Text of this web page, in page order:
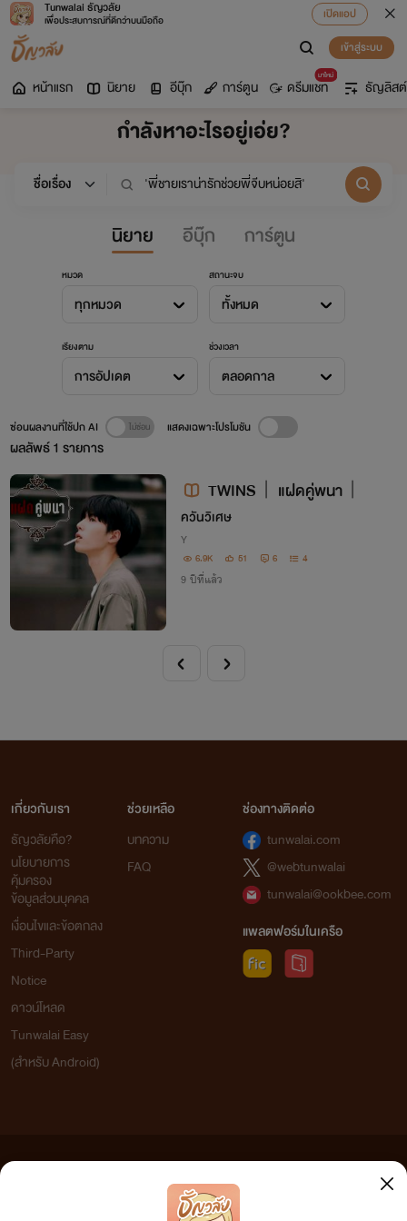
Tunwalai ธัญวลัย
เพื่อประสบการณ์ที่ดีกว่าบนมือถือ
เปิดแอป
เข้าสู่ระบบ
หน้าแรก นิยาย อีบุ๊ก การ์ตูน
มาใหม่
ดรีมแชท ธัญลิสต์
กำลังหาอะไรอยู่เอ่ย?
นิยาย อีบุ๊ก การ์ตูน
หมวด
ทุกหมวด
สถานะจบ
ทั้งหมด
เรียงตาม
การอัปเดต
ช่วงเวลา
ตลอดกาล
ผลลัพธ์1 รายการ
ซ่อนผลงานที่ใช้ปก AI แสดงเฉพาะโปรโมชัน
TWINS︱แฝดคู่พนา︱
ควันวิเศษ
Y
6.9K 51 6 4
9 ปีที่แล้ว
เกี่ยวกับเรา
ธัญวลัยคือ?
นโยบายการ
คุ้มครอง
ข้อมูลส่วนบุคคล
เงื่อนไขและข้อตกลง
Third-Party
Notice
ดาวน์โหลด
Tunwalai Easy
(สำหรับ Android)
ช่วยเหลือ
บทความ
FAQ
ช่องทางติดต่อ
tunwalai.com
@webtunwalai
tunwalai@ookbee.com
แพลตฟอร์มในเครือ
เว็บไซต์แห่งนี้ไม่ได้เห็นด้วยและไม่ขอรับผิดชอบต่อข้อความใดๆ ทั้งสิ้น ดังนั้นผู้อ่านทุกท่านโปรดใช้
วิจารณญาณในการกลั่นกรองด้วยตนเอง และหากท่านพบข้อความใดๆ ที่ขัดต่อกฎหมายและศีลธรรม